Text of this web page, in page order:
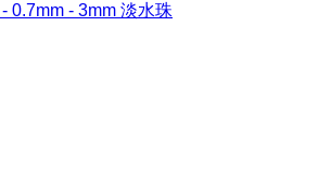
0.7mm - 3mm 淡水珠